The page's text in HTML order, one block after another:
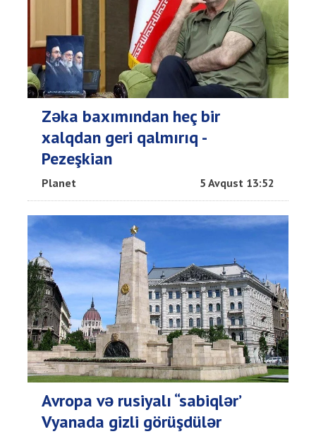
Zəka baxımından heç bir
xalqdan geri qalmırıq -
Pezeşkian
Planet 5 Avqust 13:52
Avropa və rusiyalı “sabiqlər’
Vyanada gizli görüşdülər